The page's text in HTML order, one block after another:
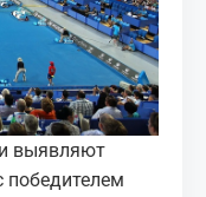
выявляют
победителем